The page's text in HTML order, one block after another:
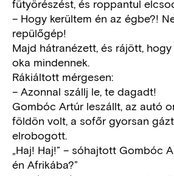
fütyörészést, és roppantul
– Hogy kerültem én az égbe?!
repülőgép!
Majd hátranézett, és rájött,
oka mindennek.
Rákiáltott mérgesen:
– Azonnal szállj le, te dagadt!
Gombóc Artúr leszállt, az autó
földön volt, a sofőr gyorsan
elrobogott.
„Haj! Haj!” – sóhajtott Gombóc
én Afrikába?”